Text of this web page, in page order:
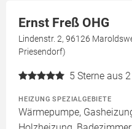
Ernst Freß OHG
Lindenstr. 2, 96126
Priesendorf)
5 Sterne aus
HEIZUNG SPEZIALGEBIETE
Wärmepumpe,